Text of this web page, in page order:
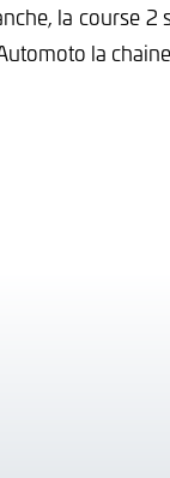
la course 2
la